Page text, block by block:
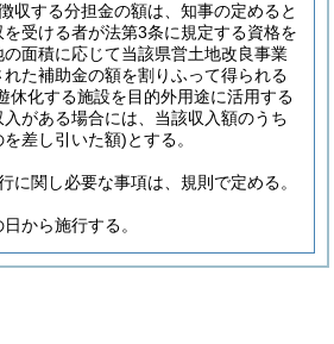
収する分担金の額は、知事の定めると
受ける者が法第3条に規定する資格を
面積に応じて当該県営土地改良事業
た補助金の額を割りふって得られる
休化する施設を目的外用途に活用する
がある場合には、当該収入額のうち
差し引いた額)とする。
に関し必要な事項は、規則で定める。
から施行する。